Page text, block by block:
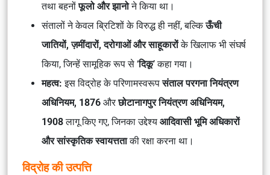
तथा बहनोंफूलो और झानोने किया था।
संतालों ने केवल ब्रिटिशों के विरुद्ध ही नहीं, बल्किऊँची
जातियों, ज़मींदारों, दरोगाओं और साहूकारोंके खिलाफ भी संघर्ष
किया, जिन्हें सामूहिक रूप से ‘दिकू’ कहा गया।
महत्व: इस विद्रोह के परिणामस्वरूपसंताल परगना नियंत्रण
अधिनियम, 1876 औरछोटानागपुर नियंत्रण अधिनियम,
1908लागू किए गए, जिनका उद्देश्य आदिवासी भूमि अधिकारों
और सांस्कृतिक स्वायत्तताकी रक्षा करना था।
विद्रोह की उत्पत्ति